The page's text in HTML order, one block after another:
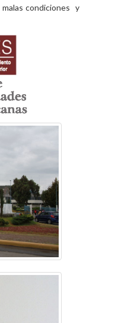
condiciones y